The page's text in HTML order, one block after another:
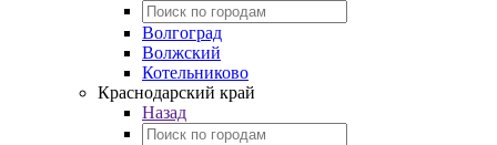
Волгоград
Волжский
Котельниково
Краснодарский край
Назад